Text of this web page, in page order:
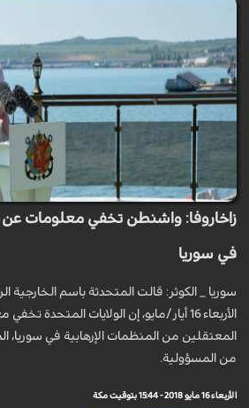
زاخاروفا: واشنطن تخفي معلومات
في سوريا
سوريا _ الكوثر: قالت المتحدثة باسم الخارجية
الأربعاء 16 أيار/مايو، إن الولايات المتحدة
المعتقلين من المنظمات الإرهابية في سوريا،
من المسؤولية.
الأربعاء 16 مايو 2018 - 15:44 بتوقيت مكة